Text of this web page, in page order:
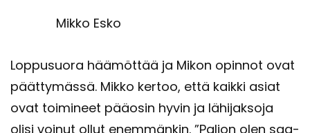
Mikko Esko
Lop­pusuo­ra hää­möt­tää ja Mikon opin­not ovat
päät­ty­mäs­sä. Mikko ker­too, että kaik­ki asiat
ovat toi­mi­neet pää­osin hyvin ja lä­hi­jak­so­ja
olisi voi­nut ollut enem­män­kin. ”Pal­jon olen saa­